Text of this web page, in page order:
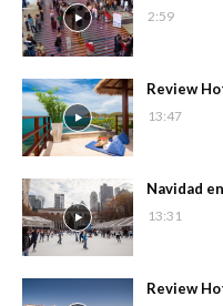
2:59
Review
13:47
Navidad
13:31
Review